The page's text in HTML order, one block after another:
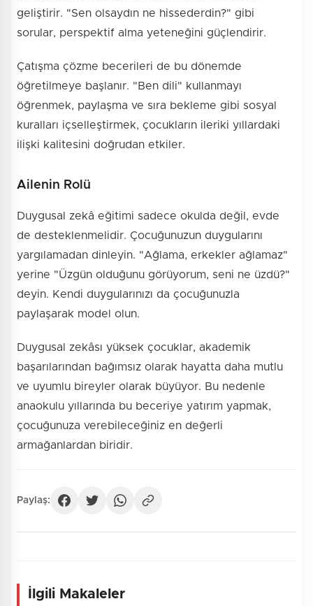
geliştirir. "Sen olsaydın ne hissederdin?" gibi
sorular, perspektif alma yeteneğini güçlendirir.
Çatışma çözme becerileri de bu dönemde
öğretilmeye başlanır. "Ben dili" kullanmayı
öğrenmek, paylaşma ve sıra bekleme gibi sosyal
kuralları içselleştirmek, çocukların ileriki yıllardaki
ilişki kalitesini doğrudan etkiler.
Ailenin Rolü
Duygusal zekâ eğitimi sadece okulda değil, evde
de desteklenmelidir. Çocuğunuzun duygularını
yargılamadan dinleyin. "Ağlama, erkekler ağlamaz"
yerine "Üzgün olduğunu görüyorum, seni ne üzdü?"
deyin. Kendi duygularınızı da çocuğunuzla
paylaşarak model olun.
Duygusal zekâsı yüksek çocuklar, akademik
başarılarından bağımsız olarak hayatta daha mutlu
ve uyumlu bireyler olarak büyüyor. Bu nedenle
anaokulu yıllarında bu beceriye yatırım yapmak,
çocuğunuza verebileceğiniz en değerli
armağanlardan biridir.
Paylaş:
İlgili Makaleler